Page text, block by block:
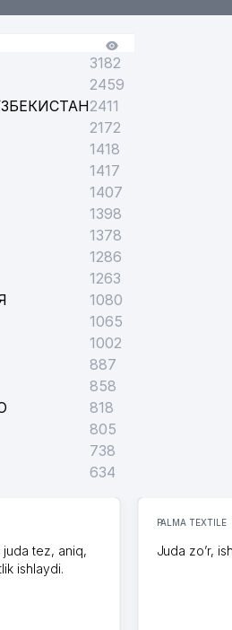
3182
2459
2411
2172
1418
1417
1407
1398
1378
1286
1263
1080
1065
1002
887
858
818
805
738
634
tez, aniq,
ishlaydi.
PALMA TEXTILE
Juda zo’r,